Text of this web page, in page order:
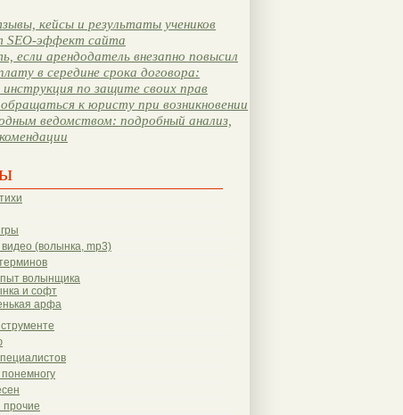
кейсы и результаты учеников
SEO-эффект сайта
если арендодатель внезапно повысил
в середине срока договора:
инструкция по защите своих прав
к юристу при возникновении
ведомством: подробный анализ,
(волынка, mp3)
волынщика
и софт
арфа